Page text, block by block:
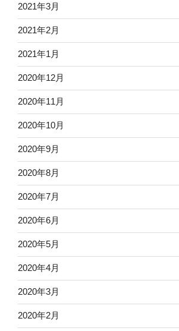
2021年3月
2021年2月
2021年1月
2020年12月
2020年11月
2020年10月
2020年9月
2020年8月
2020年7月
2020年6月
2020年5月
2020年4月
2020年3月
2020年2月